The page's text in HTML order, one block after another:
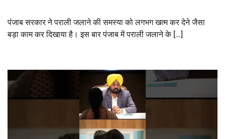
पंजाब सरकार ने पराली जलाने की समस्या को लगभग खत्म कर देने जैसा
बड़ा काम कर दिखाया है। इस बार पंजाब में पराली जलाने के […]